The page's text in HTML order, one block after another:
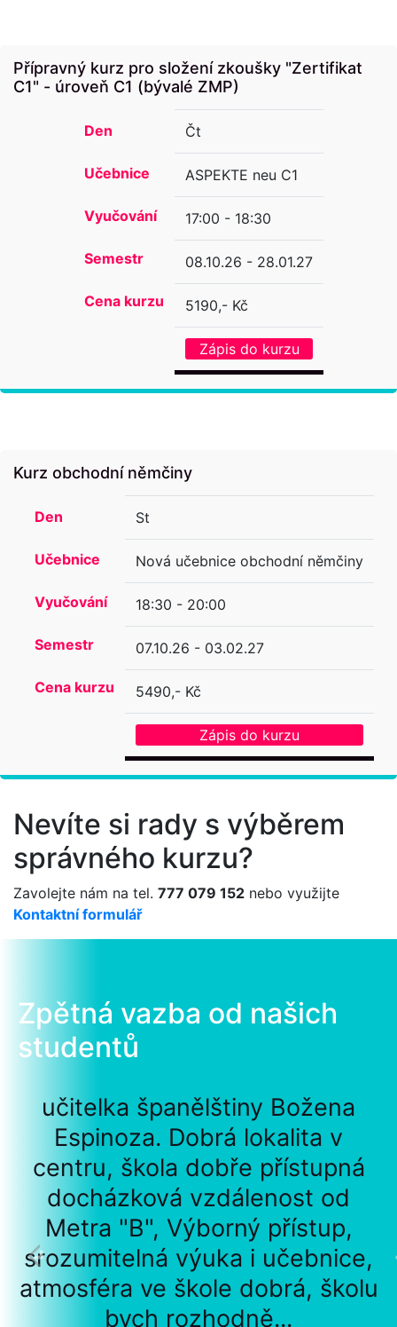
Přípravný kurz pro složení zkoušky "Zertifikat
C1" - úroveň C1 (bývalé ZMP)
Den
Učebnice
Vyučování
Semestr
Cena kurzu
Čt
ASPEKTE neu C1
17:00 - 18:30
08.10.26 - 28.01.27
5190,- Kč
Zápis do kurzu
Kurz obchodní němčiny
Den
Učebnice
Vyučování
Semestr
Cena kurzu
St
Nová učebnice obchodní němčiny
18:30 - 20:00
07.10.26 - 03.02.27
5490,- Kč
Zápis do kurzu
Nevíte si rady s výběrem
správného kurzu?
Zavolejte nám na tel. 777 079 152 nebo využijte
Kontaktní formulář
Zpětná vazba od našich
studentů
učitelka španělštiny Božena
Espinoza. Dobrá lokalita v
centru, škola dobře přístupná
docházková vzdálenost od
Metra "B", Výborný přístup,
srozumitelná výuka i učebnice,
atmosféra ve škole dobrá, školu
bych rozhodně...